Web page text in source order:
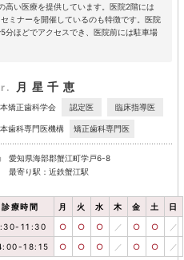
高い医療を提供しています。医院2階には
ミナーを開催しているのも特徴です。医院
ほどでアクセスでき、医院前には駐車場
月星千恵
矯正歯科学会 認定医 臨床指導医
歯科専門医機構 矯正歯科専門医
愛知県海部郡蟹江町学戸6-8
最寄り駅：近鉄蟹江駅
診療時間 月 火 水 木 金 土 日
11:30 ○ ○ ○ ／ ○ ○ ／
18:15 ○ ○ ○ ／ ○ ○ ／